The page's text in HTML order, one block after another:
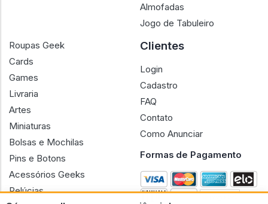
Almofadas
Jogo de Tabuleiro
Roupas Geek
Cards
Games
Livraria
Artes
Miniaturas
Bolsas e Mochilas
Pins e Botons
Acessórios Geeks
Pelúcias
Clientes
Login
Cadastro
FAQ
Contato
Como Anunciar
Formas de Pagamento